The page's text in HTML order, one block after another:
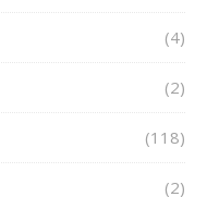
(4)
(2)
(118)
(2)